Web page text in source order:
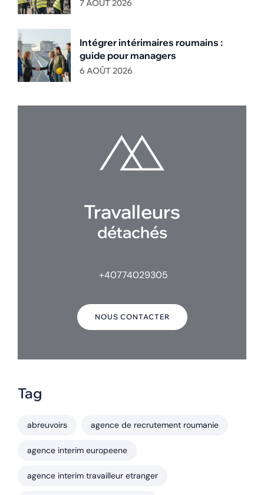
7 AOÛT 2026
Intégrer intérimaires roumains :
guide pour managers
6 AOÛT 2026
Travalleurs
détachés
+40774029305
NOUS CONTACTER
Tag
abreuvoirs agence de recrutement roumanie
agence interim europeene
agence interim travailleur etranger